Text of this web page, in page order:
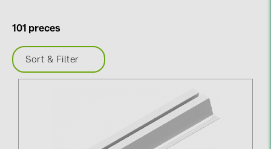
EVOPIPES (7)
FRONIUS (42)
101 preces
Sort & Filter